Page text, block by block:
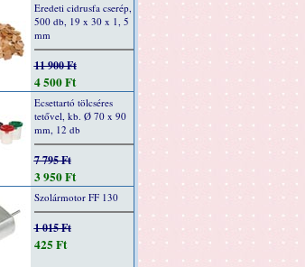
Eredeti cidrusfa cserép,
500 db, 19 x 30 x 1, 5
mm
11 900 Ft
4 500 Ft
Ecsettartó tölcséres
tetővel, kb. Ø 70 x 90
mm, 12 db
7 795 Ft
3 950 Ft
Szolármotor FF 130
1 015 Ft
425 Ft